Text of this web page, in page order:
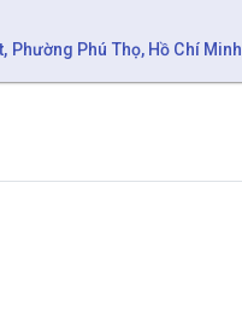
Phường Phú Thọ, Hồ Chí Minh